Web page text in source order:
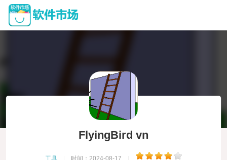
FlyingBird vn
工具 时间：2024-08-17